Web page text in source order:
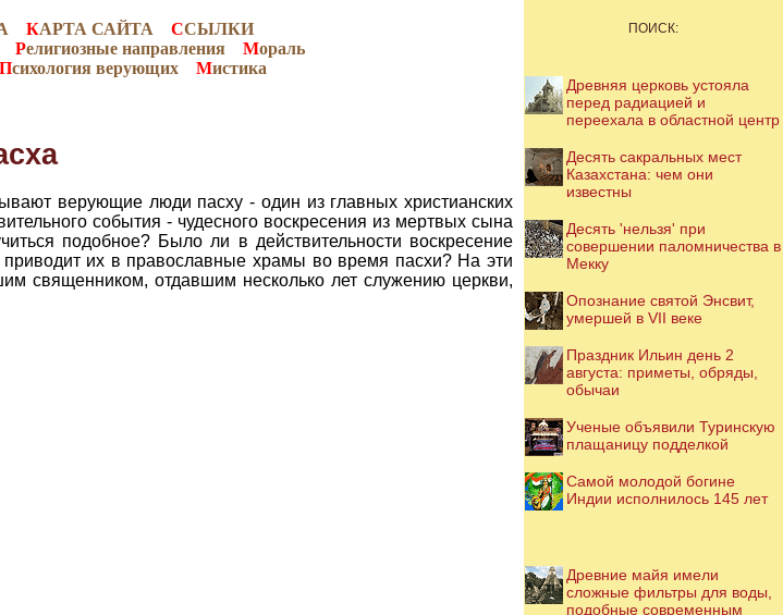
КАРТА САЙТА ССЫЛКИ
Религиозные направления Мораль
Психология верующих Мистика
верующие люди пасху - один из главных христианских
события - чудесного воскресения из мертвых сына
подобное? Было ли в действительности воскресение
их в православные храмы во время пасхи? На эти
священником, отдавшим несколько лет служению церкви,
ПОИСК:
Древняя церковь устояла
перед радиацией и
переехала в областной центр
Десять сакральных мест
Казахстана: чем они
известны
Десять 'нельзя' при
совершении паломничества в
Мекку
Опознание святой Энсвит,
умершей в VII веке
Праздник Ильин день 2
августа: приметы, обряды,
обычаи
Ученые объявили Туринскую
плащаницу подделкой
Самой молодой богине
Индии исполнилось 145 лет
Древние майя имели
сложные фильтры для воды,
подобные современным